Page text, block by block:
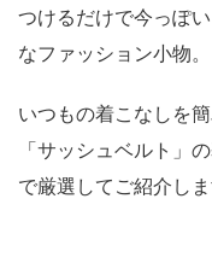
つけるだけで今っぽ
なファッション小物。
いつもの着こなしを
「サッシュベルト」
で厳選してご紹介しま